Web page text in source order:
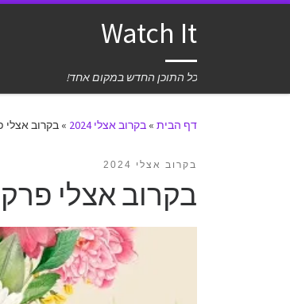
Watch It
כל התוכן החדש במקום אחד!
דף הבית » בקרוב אצלי 2024 » בקרוב אצלי פרק 3
בקרוב אצלי 2024
בקרוב אצלי פרק 3 לצפייה ישירה